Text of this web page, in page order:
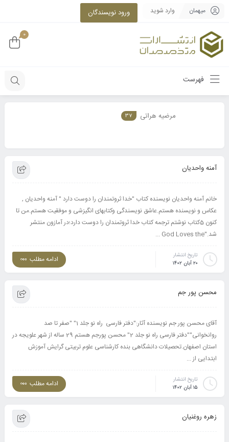
میهمان وارد شوید ورود نویسندگان
0
فهرست
مرضیه هراتی 37
آمنه واحدیان
خانم آمنه واحدیان نویسنده کتاب "خدا ثروتمندان را دوست دارد " آمنه واحدیان ,
عکاس و نویسنده هستم.عاشق نویسندگی وکتابهای انگیزشی و موفقیت هستم.من تا
کنون 5کتاب نوشتم ترجمه کتاب خدا ثروتمندان را دوست دارد؛در آمازون منتشر
شد."God Loves the ...
تاریخ انتشار
۲۰ آبان ۱۴۰۲
ادامه مطلب
محسن پور جم
آقای محسن پور جم نویسنده آثار:"دفتر فارسی راه نو جلد 1" "صفر تا صد
روانخوانی""دفتر فارسی راه نو جلد 2" محسن پورجم هستم 29 ساله از شهر علویجه در
استان اصفهان.تحصیلات دانشگاهی بنده کارشناسی علوم تربیتی گرایش آموزش
ابتدایی از ...
تاریخ انتشار
۱۵ آبان ۱۴۰۲
ادامه مطلب
زهره روغنیان